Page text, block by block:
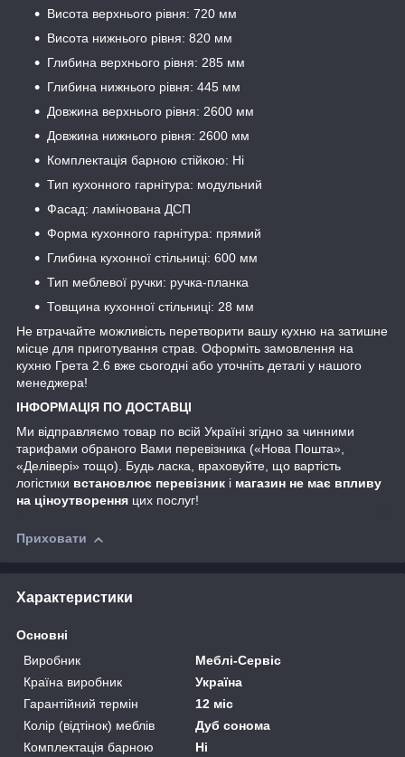
Висота верхнього рівня: 720 мм
Висота нижнього рівня: 820 мм
Глибина верхнього рівня: 285 мм
Глибина нижнього рівня: 445 мм
Довжина верхнього рівня: 2600 мм
Довжина нижнього рівня: 2600 мм
Комплектація барною стійкою: Ні
Тип кухонного гарнітура: модульний
Фасад: ламінована ДСП
Форма кухонного гарнітура: прямий
Глибина кухонної стільниці: 600 мм
Тип меблевої ручки: ручка-планка
Товщина кухонної стільниці: 28 мм
Не втрачайте можливість перетворити вашу кухню на затишне
місце для приготування страв. Оформіть замовлення на
кухню Грета 2.6 вже сьогодні або уточніть деталі у нашого
менеджера!
ІНФОРМАЦІЯ ПО ДОСТАВЦІ
Ми відправляємо товар по всій Україні згідно за чинними
тарифами обраного Вами перевізника («Нова Пошта»,
«Делівері» тощо). Будь ласка, враховуйте, що вартість
логістики встановлює перевізник і магазин не має впливу
на ціноутворення цих послуг!
Приховати
Характеристики
Основні
Виробник
Меблі-Сервіс
Країна виробник
Україна
Гарантійний термін
12 міс
Колір (відтінок) меблів
Дуб сонома
Комплектація барною
Ні